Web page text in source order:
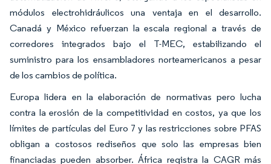
módulos electrohidráulicos una ventaja en el desarrollo.
Canadá y México refuerzan la escala regional a través de
corredores integrados bajo el T-MEC, estabilizando el
suministro para los ensambladores norteamericanos a pesar
de los cambios de política.
Europa lidera en la elaboración de normativas pero lucha
contra la erosión de la competitividad en costos, ya que los
límites de partículas del Euro 7 y las restricciones sobre PFAS
obligan a costosos rediseños que solo las empresas bien
financiadas pueden absorber. África registra la CAGR más